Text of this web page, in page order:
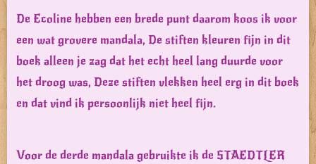
De Ecoline hebben een brede punt daarom koos ik voor
een wat grovere mandala, De stiften kleuren fijn in dit
boek alleen je zag dat het echt heel lang duurde voor
het droog was, Deze stiften vlekken heel erg in dit boek
en dat vind ik persoonlijk niet heel fijn.
Voor de derde mandala gebruikte ik de STAEDTLER